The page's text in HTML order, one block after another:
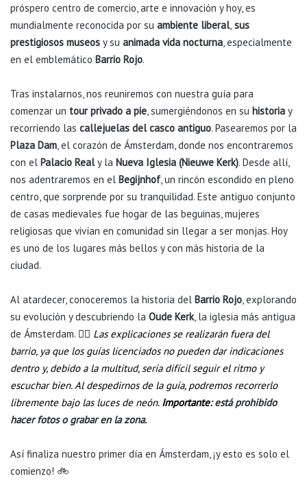
próspero centro de comercio, arte e innovación y hoy, es
mundialmente reconocida por su ambiente liberal, sus
prestigiosos museos y su animada vida nocturna , especialmente
en el emblemático Barrio Rojo.
Tras instalarnos, nos reuniremos con nuestra guía para
comenzar un tour privado a pie , sumergiéndonos en su historia y
recorriendo las callejuelas del casco antiguo. Pasearemos por la
Plaza Dam , el corazón de Ámsterdam, donde nos encontraremos
con el Palacio Realy la Nueva Iglesia (Nieuwe Kerk). Desde allí,
nos adentraremos en el Begijnhof , un rincón escondido en pleno
centro, que sorprende por su tranquilidad. Este antiguo conjunto
de casas medievales fue hogar de las beguinas, mujeres
religiosas que vivían en comunidad sin llegar a ser monjas. Hoy
es uno de los lugares más bellos y con más historia de la
ciudad.
Al atardecer, conoceremos la historia del Barrio Rojo , explorando
su evolución y descubriendo la Oude Kerk , la iglesia más antigua
de Ámsterdam. 👉🏼 Las explicaciones se realizarán fuera del
barrio, ya que los guías licenciados no pueden dar indicaciones
dentro y, debido a la multitud, sería difícil seguir el ritmo y
escuchar bien. Al despedirnos de la guía, podremos recorrerlo
libremente bajo las luces de neón. Importante: está prohibido
hacer fotos o grabar en la zona.
Así finaliza nuestro primer día en Ámsterdam, ¡y esto es solo el
comienzo! 🚲